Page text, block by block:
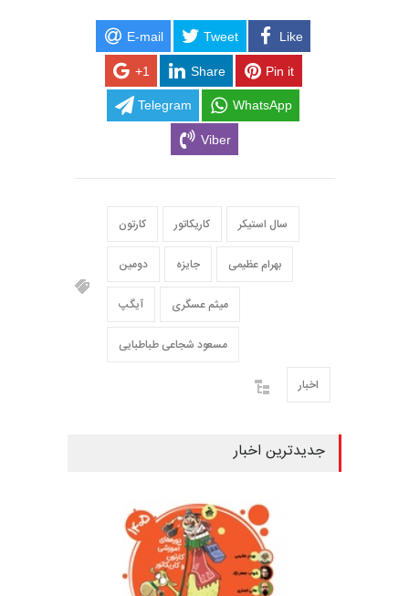
E-mail Tweet Like
+1 Share Pin it
Telegram WhatsApp
Viber
کارتون کاریکاتور سال استیکر
دومین جایزه بهرام عظیمی
آیگپ میثم عسگری
مسعود شجاعی طباطبایی
اخبار
جدیدترین اخبار